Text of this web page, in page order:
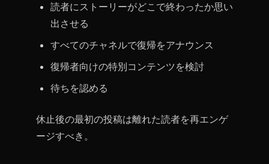
読者にストーリーがどこで終わったか思い
出させる
すべてのチャネルで復帰をアナウンス
復帰者向けの特別コンテンツを検討
待ちを認める
休止後の最初の投稿は離れた読者を再エンゲ
ージすべき。